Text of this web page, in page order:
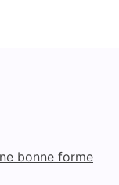
bonne forme